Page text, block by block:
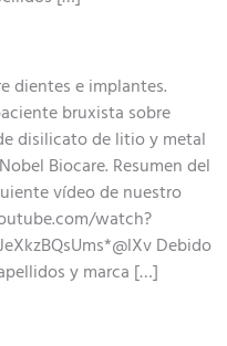
dientes e implantes.
bruxista sobre
disilicato de litio y metal
Biocare. Resumen del
vídeo de nuestro
watch?
Debido
y marca […]